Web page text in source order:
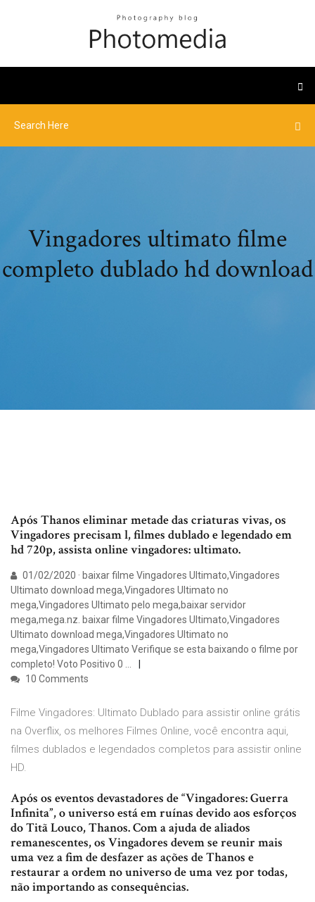
Vingadores ultimato filme
completo dublado hd download
Após Thanos eliminar metade das criaturas vivas, os
Vingadores precisam l, filmes dublado e legendado em
hd 720p, assista online vingadores: ultimato.
01/02/2020 · baixar filme Vingadores Ultimato,Vingadores
Ultimato download mega,Vingadores Ultimato no
mega,Vingadores Ultimato pelo mega,baixar servidor
mega,mega.nz. baixar filme Vingadores Ultimato,Vingadores
Ultimato download mega,Vingadores Ultimato no
mega,Vingadores Ultimato Verifique se esta baixando o filme por
completo! Voto Positivo 0 …
10 Comments
Filme Vingadores: Ultimato Dublado para assistir online grátis
na Overflix, os melhores Filmes Online, você encontra aqui,
filmes dublados e legendados completos para assistir online
HD.
Após os eventos devastadores de “Vingadores: Guerra
Infinita”, o universo está em ruínas devido aos esforços
do Titã Louco, Thanos. Com a ajuda de aliados
remanescentes, os Vingadores devem se reunir mais
uma vez a fim de desfazer as ações de Thanos e
restaurar a ordem no universo de uma vez por todas,
não importando as consequências.